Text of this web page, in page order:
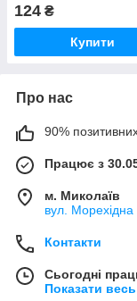
124 ₴
Купити
Про нас
90% позитивних
Працює з
м. Миколаїв
вул.
Контакти
Сьогодні
Показати